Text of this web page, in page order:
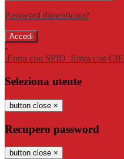
Password dimenticata?
-
Entra con SPID Entra con CIE
Seleziona utente
button close ×
Recupero password
button close ×